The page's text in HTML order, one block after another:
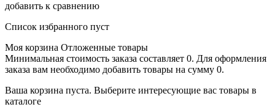
добавить к сравнению
Список избранного пуст
Моя корзина Отложенные товары
Минимальная стоимость заказа составляет 0. Для оформления
заказа вам необходимо добавить товары на сумму 0.
Ваша корзина пуста. Выберите интересующие вас товары в
каталоге